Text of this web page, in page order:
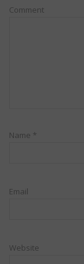
Comment
Name *
Email
Website